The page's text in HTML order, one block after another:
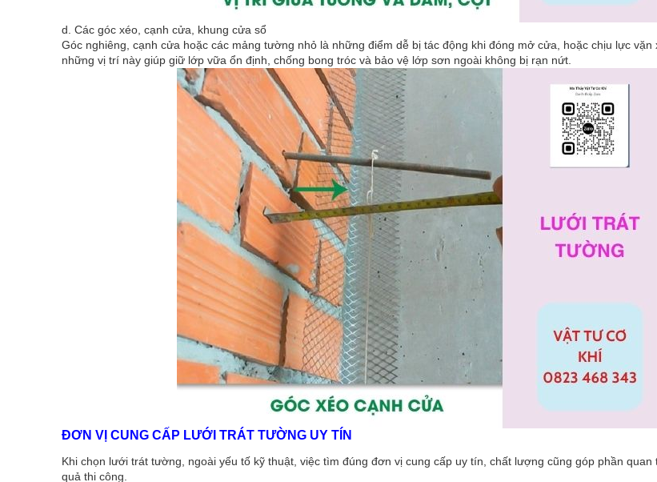
d. Các góc xéo, cạnh cửa, khung cửa sổ
Góc nghiêng, cạnh cửa hoặc các mảng tường nhỏ là những điểm dễ bị tác động khi đóng mở cửa, hoặc chịu lực
những vị trí này giúp giữ lớp vữa ổn định, chống bong tróc và bảo vệ lớp sơn ngoài không bị rạn nứt.
ĐƠN VỊ CUNG CẤP LƯỚI TRÁT TƯỜNG UY TÍN
Khi chọn lưới trát tường, ngoài yếu tố kỹ thuật, việc tìm đúng đơn vị cung cấp uy tín, chất lượng cũng góp phần quan
quả thi công.